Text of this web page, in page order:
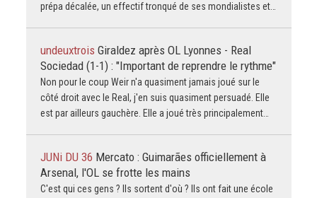
prépa décalée, un effectif tronqué de ses mondialistes et…
undeuxtrois Giraldez après OL Lyonnes - Real
Sociedad (1-1) : "Important de reprendre le rythme"
Non pour le coup Weir n'a quasiment jamais joué sur le
côté droit avec le Real, j'en suis quasiment persuadé. Elle
est par ailleurs gauchère. Elle a joué très principalement…
JUNi DU 36 Mercato : Guimarães officiellement à
Arsenal, l'OL se frotte les mains
C'est qui ces gens ? Ils sortent d'où ? Ils ont fait une école